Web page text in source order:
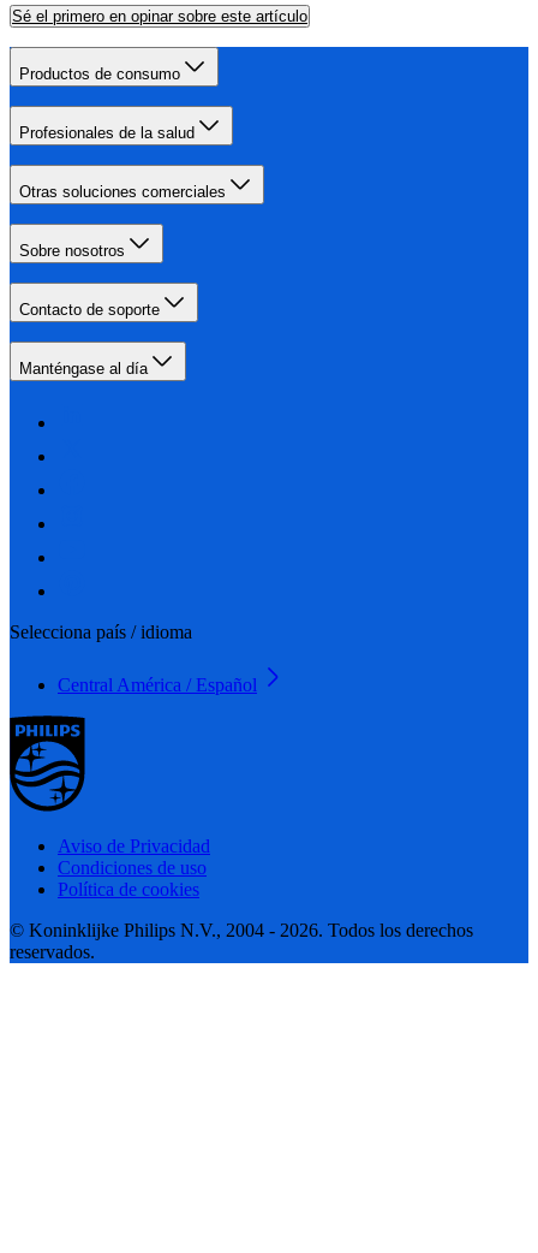
Sé el primero en opinar sobre este artículo
Productos de consumo
Profesionales de la salud
Otras soluciones comerciales
Sobre nosotros
Contacto de soporte
Manténgase al día
Selecciona país / idioma
Central América / Español
Aviso de Privacidad
Condiciones de uso
Política de cookies
© Koninklijke Philips N.V., 2004 - 2026. Todos los derechos
reservados.